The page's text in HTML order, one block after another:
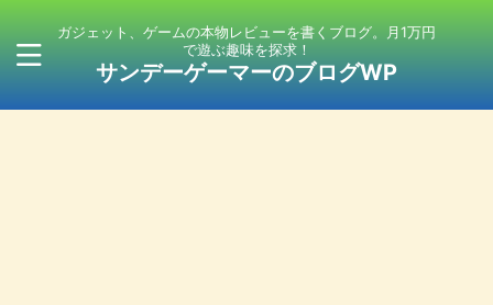
ガジェット、ゲームの本物レビューを書くブログ。月1万円
で遊ぶ趣味を探求！
サンデーゲーマーのブログWP